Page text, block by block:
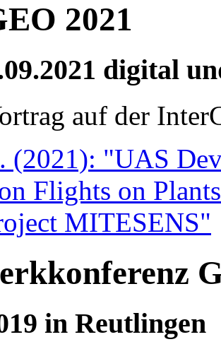
2021
digital
auf der
(2021): "UAS
Flights on
MITESENS"
in Reutlingen